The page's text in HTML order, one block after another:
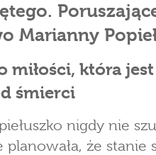
Marianny
miłości, która jest
śmierci
nigdy nie
planowała, że stanie